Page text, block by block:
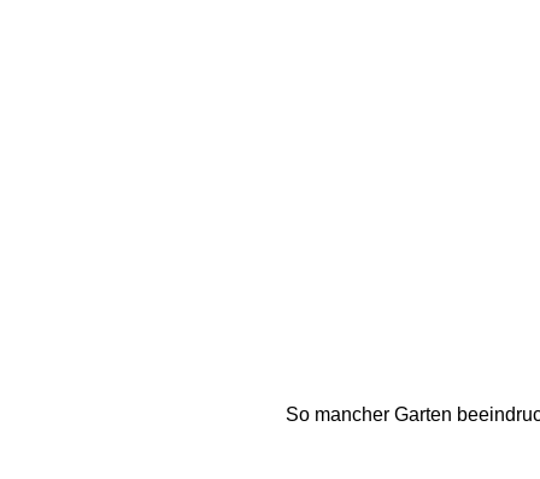
So mancher Garten